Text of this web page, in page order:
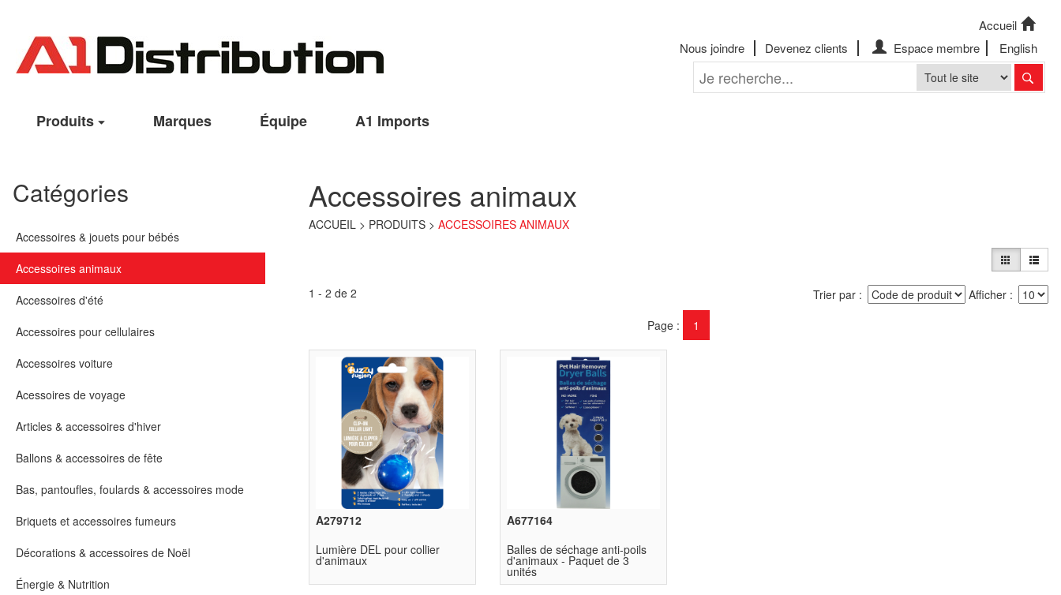
Accueil
Nous joindre
Devenez clients Espace membre English
Produits Marques Équipe A1 Imports
Catégories
Accessoires & jouets pour bébés
Accessoires animaux
Accessoires d'été
Accessoires pour cellulaires
Accessoires voiture
Acessoires de voyage
Articles & accessoires d'hiver
Ballons & accessoires de fête
Bas, pantoufles, foulards & accessoires mode
Briquets et accessoires fumeurs
Décorations & accessoires de Noël
Énergie & Nutrition
Accessoires animaux
ACCUEIL PRODUITS ACCESSOIRES ANIMAUX
1 - 2 de 2 Trier par
Afficher
Page
1
A279712
Lumière DEL pour collier
d'animaux
A677164
Balles de séchage anti-poils
d'animaux - Paquet de 3
unités